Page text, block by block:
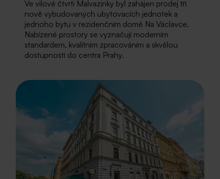
Ve vilové čtvrti Malvazinky byl zahájen prodej tří
nově vybudovaných ubytovacích jednotek a
jednoho bytu v rezidenčním domě Na Václavce.
Nabízené prostory se vyznačují moderním
standardem, kvalitním zpracováním a skvělou
dostupností do centra Prahy.